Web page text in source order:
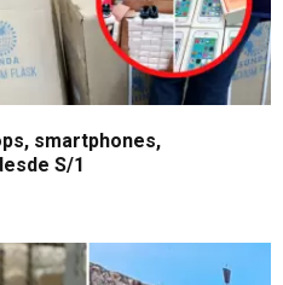
smartphones,
S/1